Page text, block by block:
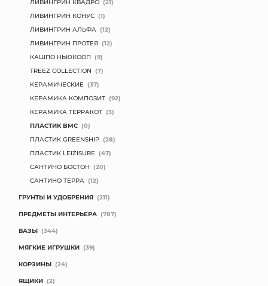
ТОРГОВЫЙ ЦЕНТР
КОНТАКТЫ
ЛИВИНГРИН КВАДРО (21)
ЛИВИНГРИН КОНУС (1)
ЛИВИНГРИН АЛЬФА (12)
ЛИВИНГРИН ПРОТЕЯ (12)
КАШПО НЬЮКООП (9)
TREEZ COLLECTION (7)
КЕРАМИЧЕСКИЕ (37)
КЕРАМИКА КОМПОЗИТ (92)
КЕРАМИКА ТЕРРАКОТ (3)
ПЛАСТИК BMC (0)
ПЛАСТИК GREENSHIP (28)
ПЛАСТИК LEIZISURE (47)
САНТИНО БОСТОН (20)
САНТИНО ТЕРРА (12)
ГРУНТЫ И УДОБРЕНИЯ (211)
ПРЕДМЕТЫ ИНТЕРЬЕРА (787)
ВАЗЫ (344)
МЯГКИЕ ИГРУШКИ (39)
КОРЗИНЫ (24)
ЯЩИКИ (2)